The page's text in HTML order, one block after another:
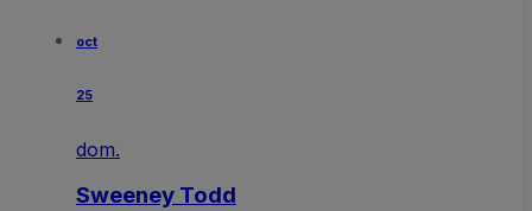
oct
25
dom.
Sweeney Todd